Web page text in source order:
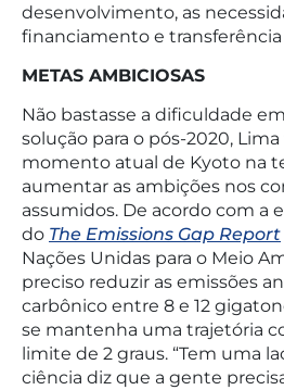
desenvolvimento, as
financiamento e
METAS AMBICIOSAS
Não bastasse a dificuldade
solução para o pós-2020,
momento atual de Kyoto na
aumentar as ambições nos
assumidos. De acordo com a
do The Emissions Gap Report
Nações Unidas para o Meio
preciso reduzir as emissões
carbônico entre 8 e 12
se mantenha uma trajetória
limite de 2 graus. “Tem uma
ciência diz que a gente